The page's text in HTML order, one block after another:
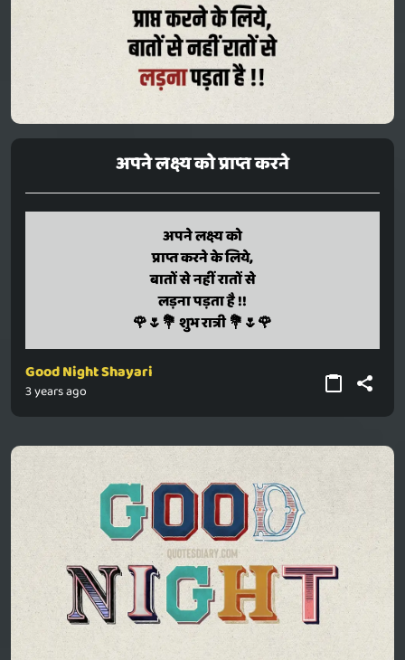
अपने लक्ष्य को प्राप्त करने
अपने लक्ष्य को
प्राप्त करने के लिये,
बातों से नहीं रातों से
लड़ना पड़ता है !!
🌹🌷💐 शुभ रात्री 💐🌷🌹
apane lakshy ko
praapt karane ke liye,
baaton se nahin raaton se
ladana padata hai !!
🌹🌷💐 shubh raatri 💐🌷🌹
Good Night Shayari
3 years ago